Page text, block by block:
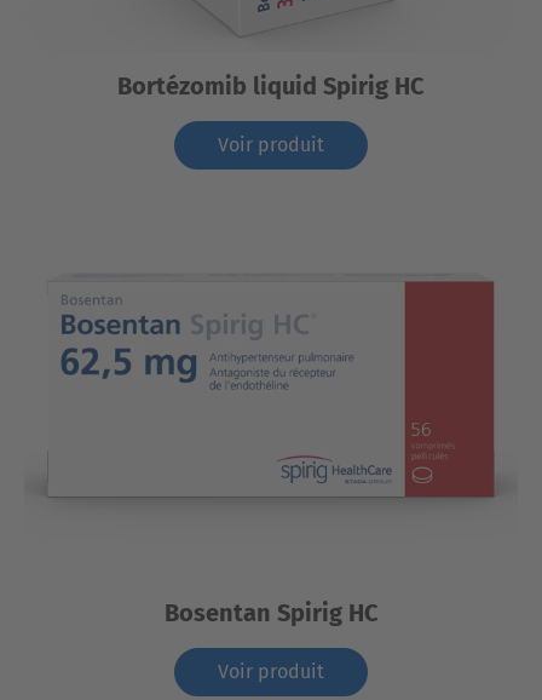
Bortézomib liquid Spirig HC
Voir produit
Bosentan Spirig HC
Voir produit